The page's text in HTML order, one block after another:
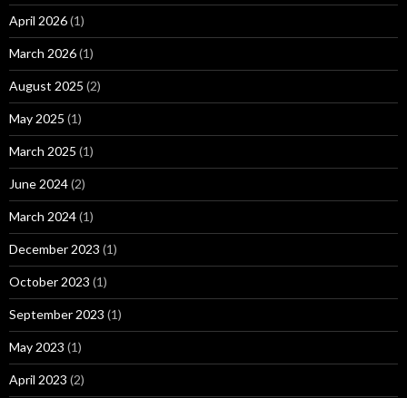
April 2026(1)
March 2026(1)
August 2025 (2)
May 2025 (1)
March 2025 (1)
June 2024(2)
March 2024(1)
December 2023 (1)
October 2023 (1)
September 2023 (1)
May 2023 (1)
April 2023 (2)